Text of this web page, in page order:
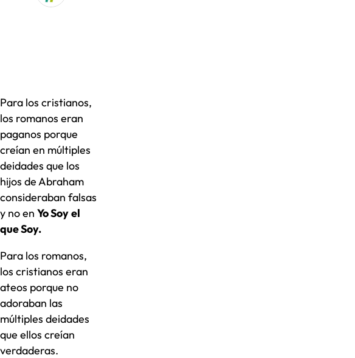
Para los cristianos,
los romanos eran
paganos porque
creían en múltiples
deidades que los
hijos de Abraham
consideraban falsas
y no en Yo Soyel
que Soy.
Para los romanos,
los cristianos eran
ateos porque no
adoraban las
múltiples deidades
que ellos creían
verdaderas.